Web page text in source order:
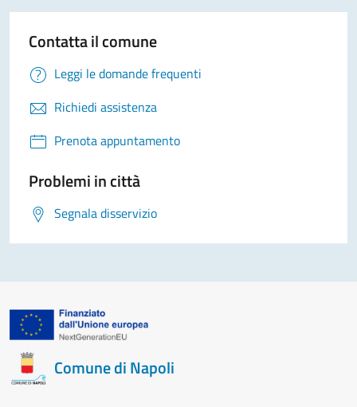
Contatta il comune
Leggi le domande frequenti
Richiedi assistenza
Prenota appuntamento
Problemi in città
Segnala disservizio
Comune di Napoli